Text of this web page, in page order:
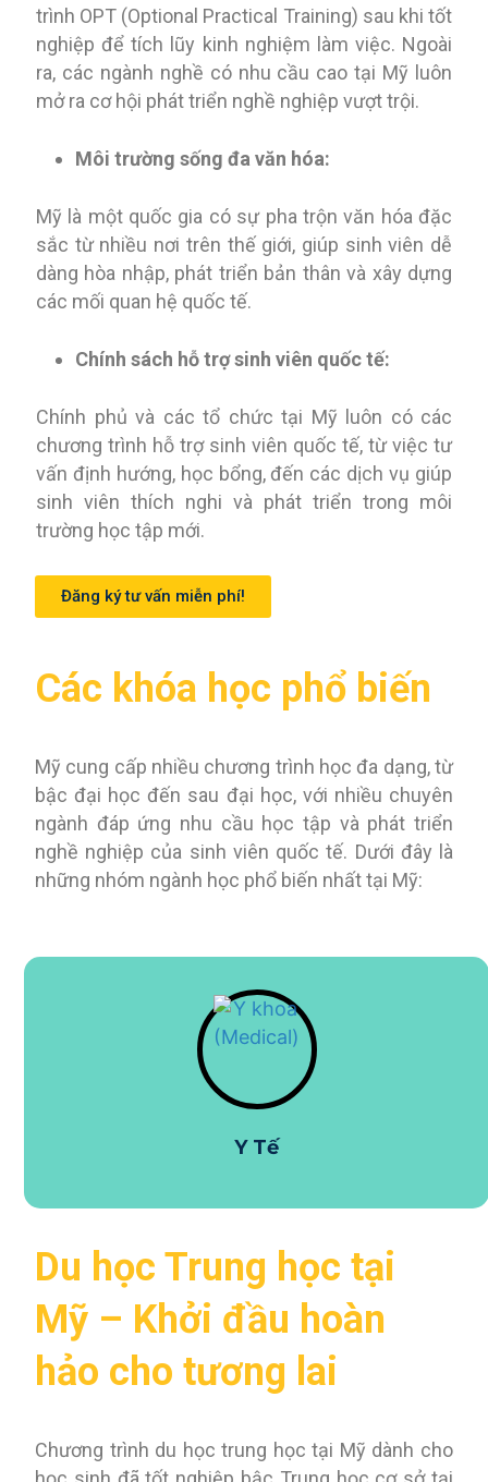
trình OPT (Optional Practical Training) sau khi tốt
nghiệp để tích lũy kinh nghiệm làm việc. Ngoài
ra, các ngành nghề có nhu cầu cao tại Mỹ luôn
mở ra cơ hội phát triển nghề nghiệp vượt trội.
Môi trường sống đa văn hóa:
Mỹ là một quốc gia có sự pha trộn văn hóa đặc
sắc từ nhiều nơi trên thế giới, giúp sinh viên dễ
dàng hòa nhập, phát triển bản thân và xây dựng
các mối quan hệ quốc tế.
Chính sách hỗ trợ sinh viên quốc tế:
Chính phủ và các tổ chức tại Mỹ luôn có các
chương trình hỗ trợ sinh viên quốc tế, từ việc tư
vấn định hướng, học bổng, đến các dịch vụ giúp
sinh viên thích nghi và phát triển trong môi
trường học tập mới.
Đăng ký tư vấn miễn phí!
Các khóa học phổ biến
Mỹ cung cấp nhiều chương trình học đa dạng, từ
bậc đại học đến sau đại học, với nhiều chuyên
ngành đáp ứng nhu cầu học tập và phát triển
nghề nghiệp của sinh viên quốc tế. Dưới đây là
những nhóm ngành học phổ biến nhất tại Mỹ:
Y Tế
Du học Trung học tại
Mỹ – Khởi đầu hoàn
hảo cho tương lai
Chương trình du học trung học tại Mỹ dành cho